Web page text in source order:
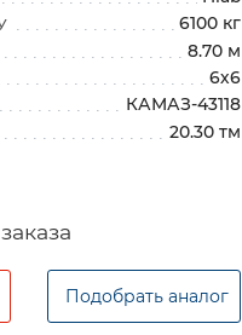
6100 кг
8.70 м
6х6
КАМАЗ-43118
20.30 тм
Подобрать аналог